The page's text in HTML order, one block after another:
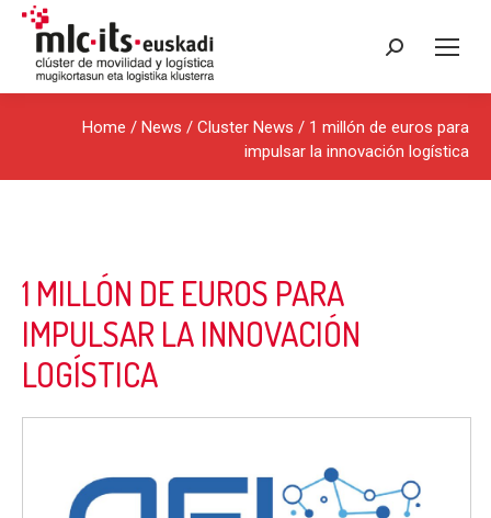
Search:
Home / News / Cluster News / 1 millón de euros para
impulsar la innovación logística
1 MILLÓN DE EUROS PARA
IMPULSAR LA INNOVACIÓN
LOGÍSTICA